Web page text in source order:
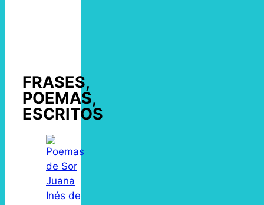
FRASES,
POEMAS,
ESCRITOS